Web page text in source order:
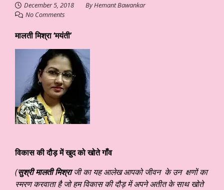
December 5, 2018 ByHemant Bawankar
No Comments
मालती मिश्रा ‘मयंती’
विकास की दौड़ में खुद को खोते गाँव
(सुश्री मालती मिश्रा जी का यह आलेख आपको जीवन के उन क्षणों का
स्मरण करवाता है जो हम विकास की दौड़ में अपने अतीत के साथ खोते